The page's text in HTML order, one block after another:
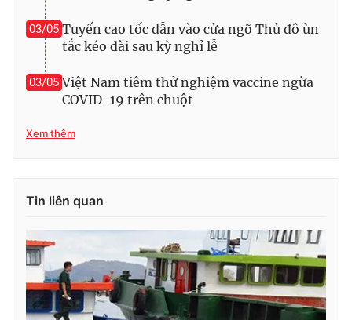
Video Shorts video
VTV Money VTV Thể thao
VTV Sức khoẻ
VTV9 VTV8
Liên hệ tòa soạn English
03/05 Tuyến cao tốc dẫn vào cửa ngõ Thủ đô ùn
tắc kéo dài sau kỳ nghỉ lễ
03/05 Việt Nam tiêm thử nghiệm vaccine ngừa
COVID-19 trên chuột
Xem thêm
Tin liên quan